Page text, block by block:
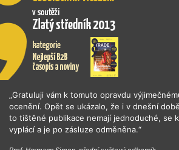
„Gratuluji vám k tomuto opravdu
ocenění. Opět se ukázalo, že i v dnešní
to tištěné publikace nemají jednoduché, se
vyplácí a je po zásluze odměněna.“